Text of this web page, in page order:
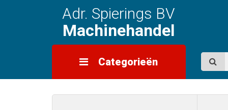
Adr. Spierings BV
Machinehandel
Categorieën